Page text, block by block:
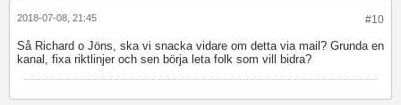
#10
2018-07-08, 21:45
Så Richard o Jöns, ska vi snacka vidare om detta via mail? Grunda en
kanal, fixa riktlinjer och sen börja leta folk som vill bidra?